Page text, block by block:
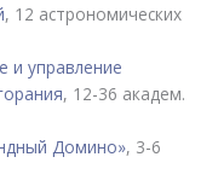
, 12 астрономических
и управление
, 12-36 академ.
Домино», 3-6